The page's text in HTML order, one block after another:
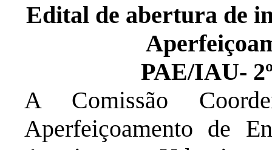
Edital de abertura de
PAE/IAU-
A Comissão
Aperfeiçoamento de